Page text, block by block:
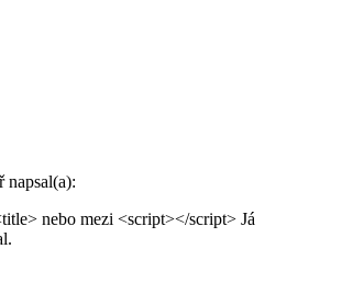
napsal(a):
nebo mezi <script></script> Já